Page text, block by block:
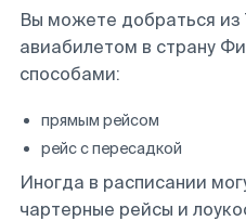
Вы можете добраться из
авиабилетом в страну
способами:
прямым рейсом
рейс с пересадкой
Иногда в расписании
чартерные рейсы и